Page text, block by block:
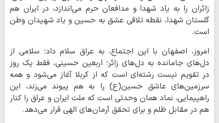
زائران را به یاد شهدا و مدافعان حرم می‌اندازد، در ایران هم
گلستان شهدا، نقطه تلاقی عشق به حسین و یاد شهیدان وطن
است.
امروز، اصفهان با این اجتماع، به عراق سلام داد؛ سلامی از
دل‌های جامانده به دل‌های زائر؛ اربعین حسینی، فقط یک روز
در تقویم نیست رشته‌ای است که از کربلا آغاز می‌شود و همه
سرزمین‌های عاشق حسین(ع) را به هم پیوند می‌زند، این
راهپیمایی، نماد همان وحدتی است که ملت ایران و عراق را کنار
هم در مقابل ظلم و برای تحقق آرمان‌های الهی قرار می‌دهد.